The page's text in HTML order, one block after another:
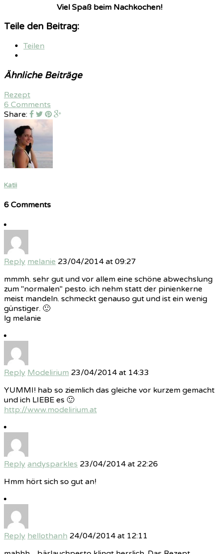
Viel Spaß beim Nachkochen!
Teile den Beitrag:
Teilen
Ähnliche Beiträge
Rezept
6 Comments
Share:
Katii
6 Comments
Reply melanie 23/04/2014 at 09:27
mmmh. sehr gut und vor allem eine schöne abwechslung
zum "normalen" pesto. ich nehm statt der pinienkerne
meist mandeln. schmeckt genauso gut und ist ein wenig
günstiger. 🙂
lg melanie
Reply Modelirium 23/04/2014 at 14:33
YUMMI! hab so ziemlich das gleiche vor kurzem gemacht
und ich LIEBE es 🙂
http://www.modelirium.at
Reply andysparkles 23/04/2014 at 22:26
Hmm hört sich so gut an!
Reply hellothanh 24/04/2014 at 12:11